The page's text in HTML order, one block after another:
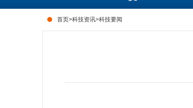
首页>科技资讯>科技要闻